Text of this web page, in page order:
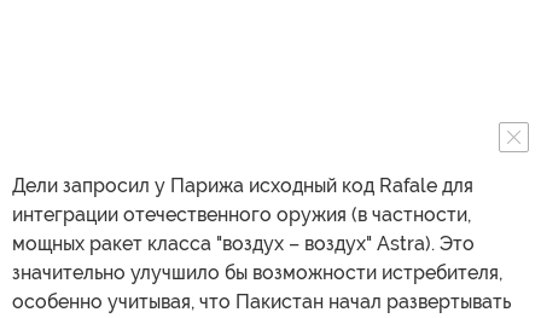
Дели запросил у Парижа исходный код Rafale для
интеграции отечественного оружия (в частности,
мощных ракет класса "воздух – воздух" Astra). Это
значительно улучшило бы возможности истребителя,
особенно учитывая, что Пакистан начал развертывать